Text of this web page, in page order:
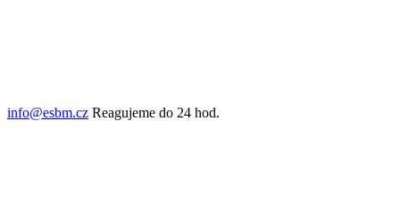
info@esbm.cz Reagujeme do 24 hod.